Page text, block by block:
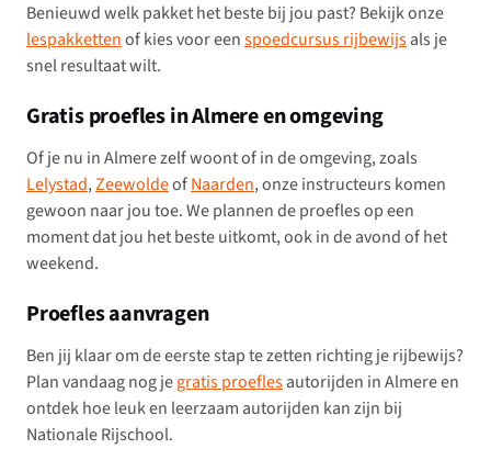
Benieuwd welk pakket het beste bij jou past? Bekijk onze
lespakkettenof kies voor eenspoedcursus rijbewijsals je
snel resultaat wilt.
Gratis proefles in Almere en omgeving
Of je nu in Almere zelf woont of in de omgeving, zoals
Lelystad,ZeewoldeofNaarden, onze instructeurs komen
gewoon naar jou toe. We plannen de proefles op een
moment dat jou het beste uitkomt, ook in de avond of het
weekend.
Proefles aanvragen
Ben jij klaar om de eerste stap te zetten richting je rijbewijs?
Plan vandaag nog jegratis proeflesautorijden in Almere en
ontdek hoe leuk en leerzaam autorijden kan zijn bij
Nationale Rijschool.